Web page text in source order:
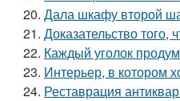
20. Дала шкафу второй
21. Доказательство
22. Каждый уголок
23. Интерьер, в котором
24. Реставрация